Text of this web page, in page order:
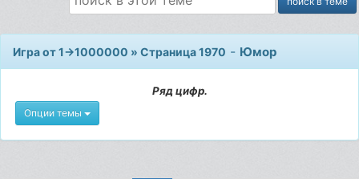
Игра от 1->1000000 » Страница 1970 - Юмор
Ряд цифр.
Опции темы